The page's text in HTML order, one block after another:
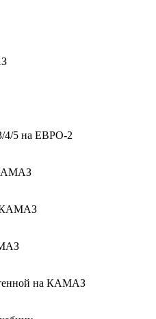
4/5 на ЕВРО-2
КАМАЗ
на КАМАЗ